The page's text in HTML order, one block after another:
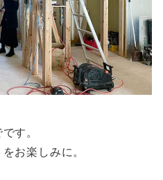
す。
お楽しみに。